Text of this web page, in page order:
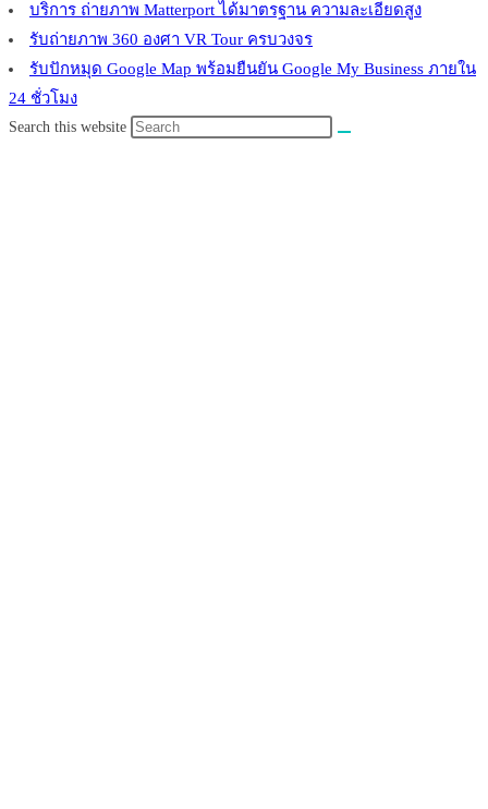
บริการ ถ่ายภาพ Matterport ได้มาตรฐาน ความละเอียดสูง
รับถ่ายภาพ 360 องศา VR Tour ครบวงจร
รับปักหมุด Google Map พร้อมยืนยัน Google My Business ภายใน
24 ชั่วโมง
Search this website